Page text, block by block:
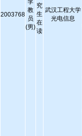
2003768
李
教
员
(男)
究
生
在
读
武汉工程大学
光电信息